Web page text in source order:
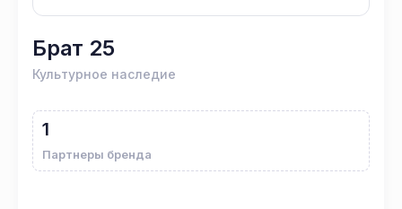
Брат 25
Культурное наследие
1
Партнеры бренда